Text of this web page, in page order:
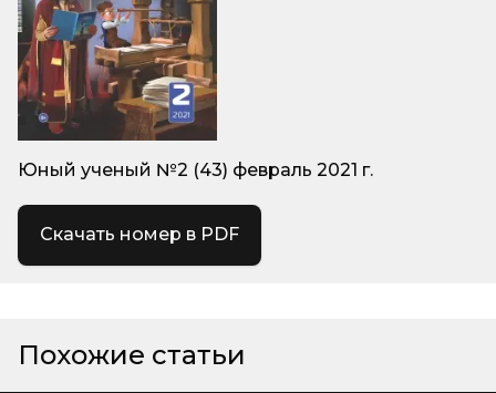
Юный ученый №2 (43) февраль 2021 г.
Скачать номер в PDF
Похожие статьи